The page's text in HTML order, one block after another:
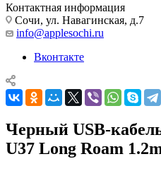
Контактная информация
Сочи, ул. Навагинская, д.7
info@applesochi.ru
Вконтакте
Черный USB-
U37 Long Roam